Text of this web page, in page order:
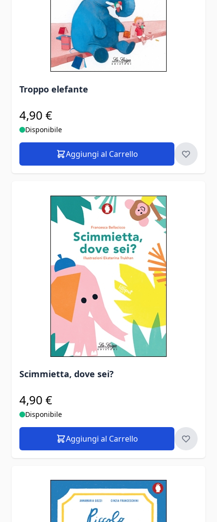
Troppo elefante
4,90 €
Disponibile
Aggiungi al Carrello
Scimmietta, dove sei?
4,90 €
Disponibile
Aggiungi al Carrello